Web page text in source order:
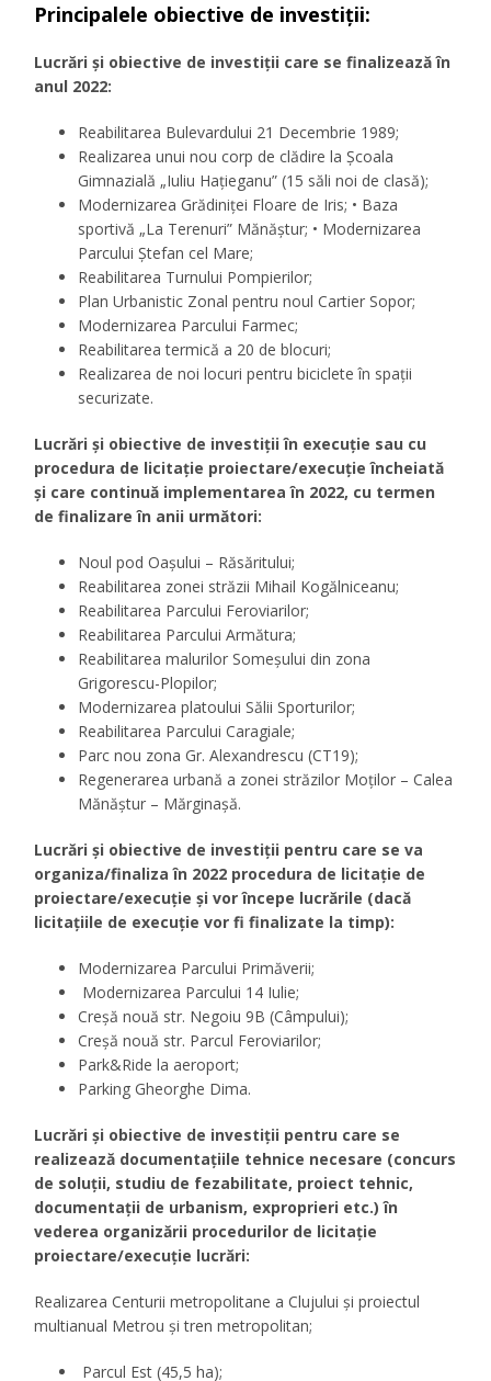
Principalele obiective de investiții:
Lucrări şi obiective de investiţii care se finalizează în
anul 2022:
Reabilitarea Bulevardului 21 Decembrie 1989;
Realizarea unui nou corp de clădire la Școala
Gimnazială „Iuliu Hațieganu” (15 săli noi de clasă);
Modernizarea Grădiniţei Floare de Iris; • Baza
sportivă „La Terenuri” Mănăștur; • Modernizarea
Parcului Ştefan cel Mare;
Reabilitarea Turnului Pompierilor;
Plan Urbanistic Zonal pentru noul Cartier Sopor;
Modernizarea Parcului Farmec;
Reabilitarea termică a 20 de blocuri;
Realizarea de noi locuri pentru biciclete în spații
securizate.
Lucrări și obiective de investiții în execuție sau cu
procedura de licitație proiectare/execuție încheiată
și care continuă implementarea în 2022, cu termen
de finalizare în anii următori:
Noul pod Oaşului – Răsăritului;
Reabilitarea zonei străzii Mihail Kogălniceanu;
Reabilitarea Parcului Feroviarilor;
Reabilitarea Parcului Armătura;
Reabilitarea malurilor Someşului din zona
Grigorescu-Plopilor;
Modernizarea platoului Sălii Sporturilor;
Reabilitarea Parcului Caragiale;
Parc nou zona Gr. Alexandrescu (CT19);
Regenerarea urbană a zonei străzilor Moţilor – Calea
Mănăştur – Mărginaşă.
Lucrări și obiective de investiții pentru care se va
organiza/finaliza în 2022 procedura de licitaţie de
proiectare/execuţie şi vor începe lucrările (dacă
licitaţiile de execuţie vor fi finalizate la timp):
Modernizarea Parcului Primăverii;
Modernizarea Parcului 14 Iulie;
Creşă nouă str. Negoiu 9B (Câmpului);
Creşă nouă str. Parcul Feroviarilor;
Park&Ride la aeroport;
Parking Gheorghe Dima.
Lucrări și obiective de investiții pentru care se
realizează documentaţiile tehnice necesare (concurs
de soluții, studiu de fezabilitate, proiect tehnic,
documentaţii de urbanism, exproprieri etc.) în
vederea organizării procedurilor de licitaţie
proiectare/execuție lucrări:
Realizarea Centurii metropolitane a Clujului şi proiectul
multianual Metrou şi tren metropolitan;
Parcul Est (45,5 ha);